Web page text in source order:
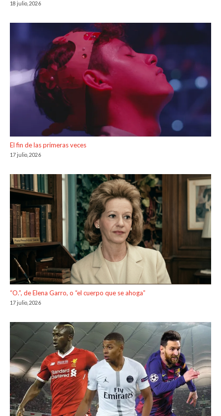
18 julio, 2026
El fin de las primeras veces
17 julio, 2026
“O.”, de Elena Garro, o “el cuerpo que se ahoga”
17 julio, 2026